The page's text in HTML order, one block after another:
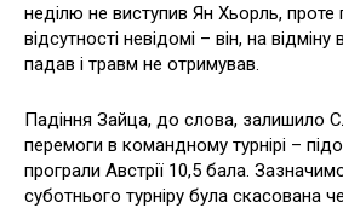
неділю не виступив Ян Хьорль, проте
відсутності невідомі – він, на відміну
падав і травм не отримував.
Падіння Зайца, до слова, залишило
перемоги в командному турнірі –
програли Австрії 10,5 бала.
суботнього турніру була скасована